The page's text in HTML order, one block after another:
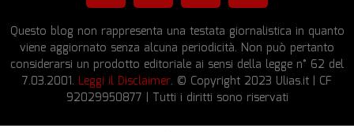
Questo blog non rappresenta una testata giornalistica in quanto
viene aggiornato senza alcuna periodicità. Non può pertanto
considerarsi un prodotto editoriale ai sensi della legge n° 62 del
7.03.2001. Leggi il Disclaimer. © Copyright 2023 Ulias.it | CF
92029950877 | Tutti i diritti sono riservati